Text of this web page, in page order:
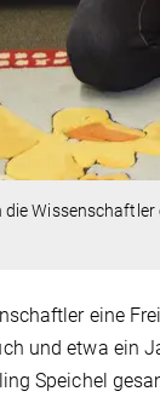
die
eine
und etwa ein
Speichel